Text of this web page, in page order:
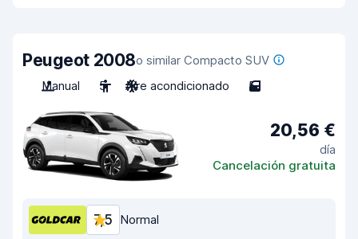
Peugeot 2008o similar Compacto SUV
Manual
5 Aire acondicionado 5
20,56 €
día
Cancelación gratuita
7,5 Normal